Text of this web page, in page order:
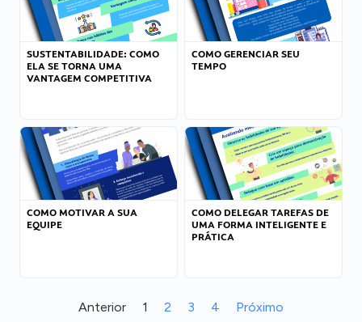
SUSTENTABILIDADE: COMO
ELA SE TORNA UMA
VANTAGEM COMPETITIVA
COMO GERENCIAR SEU
TEMPO
COMO MOTIVAR A SUA
EQUIPE
COMO DELEGAR TAREFAS DE
UMA FORMA INTELIGENTE E
PRÁTICA
Anterior 1 2 3 4 Próximo